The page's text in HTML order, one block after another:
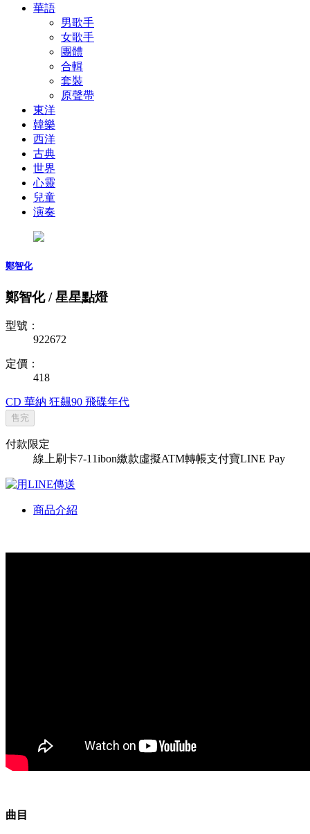
華語
男歌手
女歌手
團體
合輯
套裝
原聲帶
東洋
韓樂
西洋
古典
世界
心靈
兒童
演奏
鄭智化
鄭智化 / 星星點燈
型號：
922672
定價：
418
CD 華納 狂飆90 飛碟年代
售完
付款限定
線上刷卡7-11ibon繳款虛擬ATM轉帳支付寶LINE Pay
商品介紹
曲目